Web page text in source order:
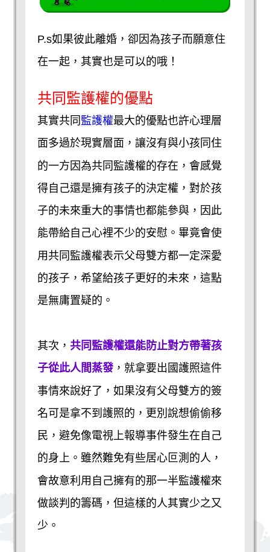
P.s如果彼此離婚，卻因為孩子而願意住
在一起，其實也是可以的哦！
共同監護權的優點
其實共同 監護權最大的優點也許心理層
面多過於現實層面，讓沒有與小孩同住
的一方因為共同監護權的存在，會感覺
得自己還是擁有孩子的決定權，對於孩
子的未來重大的事情也都能參與，因此
能帶給自己心裡不少的安慰。畢竟會使
用共同監護權表示父母雙方都一定深愛
的孩子，希望給孩子更好的未來，這點
是無庸置疑的。
其次，共同監護權還能防止對方帶著孩
子從此人間蒸發，就拿要出國護照這件
事情來說好了，如果沒有父母雙方的簽
名可是拿不到護照的，更別說想偷偷移
民，避免像電視上報導事件發生在自己
的身上。雖然難免有些居心叵測的人，
會故意利用自己擁有的那一半監護權來
做談判的籌碼，但這樣的人其實少之又
少。